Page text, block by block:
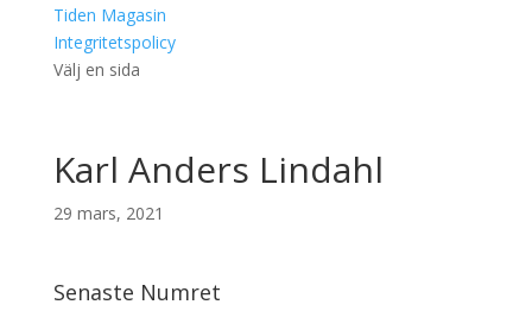
Tiden Magasin
Integritetspolicy
Välj en sida
Karl Anders Lindahl
29 mars, 2021
Senaste Numret